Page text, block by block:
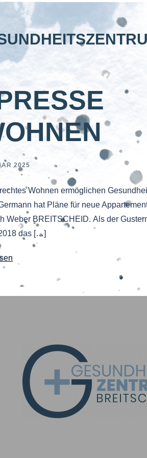
2025
Wohnen ermöglichen
hat Pläne für neue
Weber BREITSCHEID. Als der
das […]